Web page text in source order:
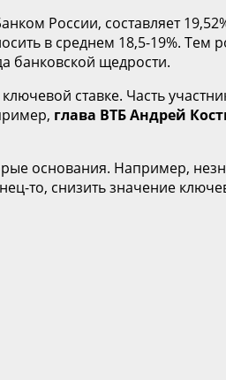
России, составляет
в среднем 18,5-19%. Тем
банковской щедрости.
ставке. Часть
глава ВТБ Андрей
основания. Например,
то, снизить значение